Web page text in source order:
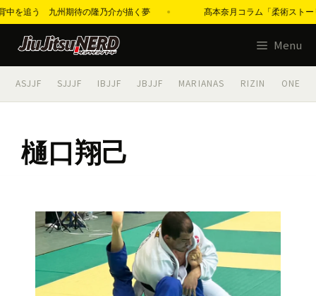
追う 九州期待の隆乃介が描く夢 髙本奈月コラム「柔術ストーリ
テ
Menu
ASJJF SJJJF IBJJF JBJJF MARIANAS RIZIN ONE
樋口翔己